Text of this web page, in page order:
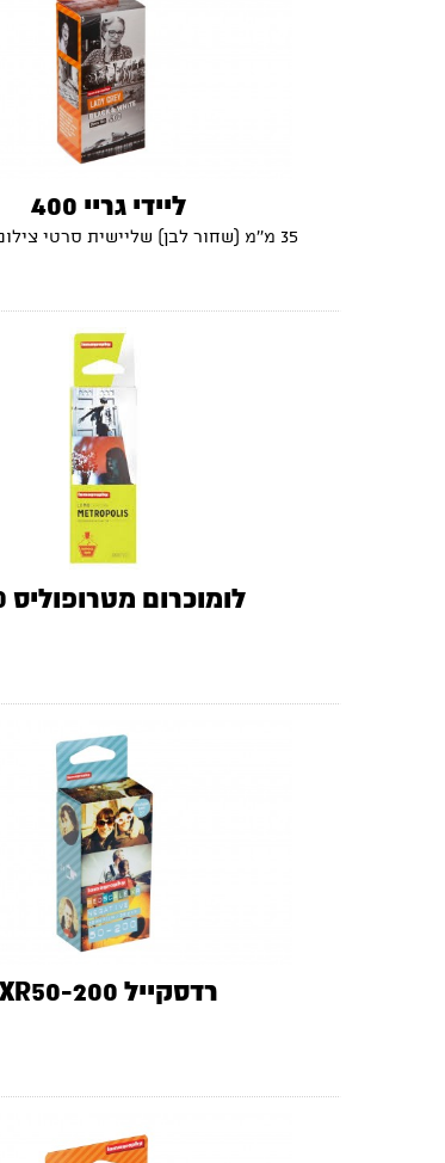
ליידי גריי 400
35 מ''מ (שחור לבן) שליישית סרטי צילום שחור לבן
לומוכרום מטרופוליס 110
רדסקייל XR50-200